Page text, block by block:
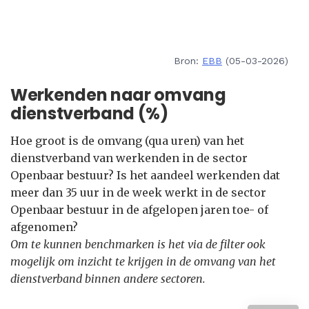
Bron: EBB (05-03-2026)
Werkenden naar omvang
dienstverband (%)
Hoe groot is de omvang (qua uren) van het
dienstverband van werkenden in de sector
Openbaar bestuur? Is het aandeel werkenden dat
meer dan 35 uur in de week werkt in de sector
Openbaar bestuur in de afgelopen jaren toe- of
afgenomen?
Om te kunnen benchmarken is het via de filter ook
mogelijk om inzicht te krijgen in de omvang van het
dienstverband binnen andere sectoren.